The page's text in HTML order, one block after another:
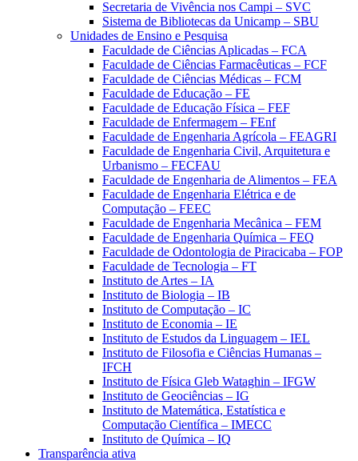
Secretaria de Vivência nos Campi – SVC
Sistema de Bibliotecas da Unicamp – SBU
Unidades de Ensino e Pesquisa
Faculdade de Ciências Aplicadas – FCA
Faculdade de Ciências Farmacêuticas – FCF
Faculdade de Ciências Médicas – FCM
Faculdade de Educação – FE
Faculdade de Educação Física – FEF
Faculdade de Enfermagem – FEnf
Faculdade de Engenharia Agrícola – FEAGRI
Faculdade de Engenharia Civil, Arquitetura e
Urbanismo – FECFAU
Faculdade de Engenharia de Alimentos – FEA
Faculdade de Engenharia Elétrica e de
Computação – FEEC
Faculdade de Engenharia Mecânica – FEM
Faculdade de Engenharia Química – FEQ
Faculdade de Odontologia de Piracicaba – FOP
Faculdade de Tecnologia – FT
Instituto de Artes – IA
Instituto de Biologia – IB
Instituto de Computação – IC
Instituto de Economia – IE
Instituto de Estudos da Linguagem – IEL
Instituto de Filosofia e Ciências Humanas –
IFCH
Instituto de Física Gleb Wataghin – IFGW
Instituto de Geociências – IG
Instituto de Matemática, Estatística e
Computação Científica – IMECC
Instituto de Química – IQ
Transparência ativa